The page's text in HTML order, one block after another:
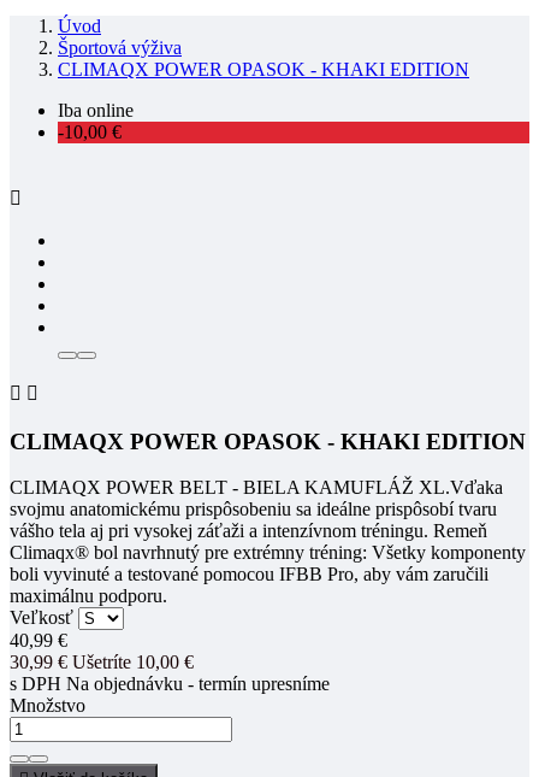
Úvod
Športová výživa
CLIMAQX POWER OPASOK - KHAKI EDITION
Iba online
-10,00 €

 
CLIMAQX POWER OPASOK - KHAKI EDITION
CLIMAQX POWER BELT - BIELA KAMUFLÁŽ XL.Vďaka
svojmu anatomickému prispôsobeniu sa ideálne prispôsobí tvaru
vášho tela aj pri vysokej záťaži a intenzívnom tréningu. Remeň
Climaqx® bol navrhnutý pre extrémny tréning: Všetky komponenty
boli vyvinuté a testované pomocou IFBB Pro, aby vám zaručili
maximálnu podporu.
Veľkosť
40,99 €
30,99 € Ušetríte 10,00 €
s DPH Na objednávku - termín upresníme
Množstvo